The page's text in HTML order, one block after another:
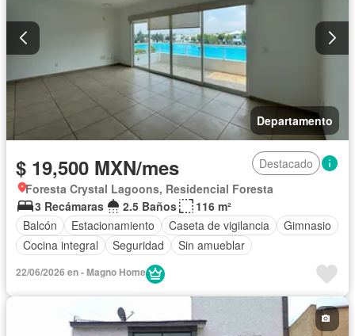
Departamento
$ 19,500 MXN/mes
Destacado
Foresta Crystal Lagoons, Residencial Foresta
3 Recámaras
2.5 Baños
116 m²
Balcón
Estacionamiento Caseta de vigilancia
Gimnasio
Cocina integral
Seguridad Sin amueblar
22/06/2026 en - Magno Home